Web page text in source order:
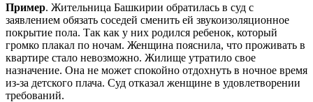
Пример. Жительница Башкирии обратилась в суд с
заявлением обязать соседей сменить ей звукоизоляционное
покрытие пола. Так как у них родился ребенок, который
громко плакал по ночам. Женщина пояснила, что проживать в
квартире стало невозможно. Жилище утратило свое
назначение. Она не может спокойно отдохнуть в ночное время
из-за детского плача. Суд отказал женщине в удовлетворении
требований.